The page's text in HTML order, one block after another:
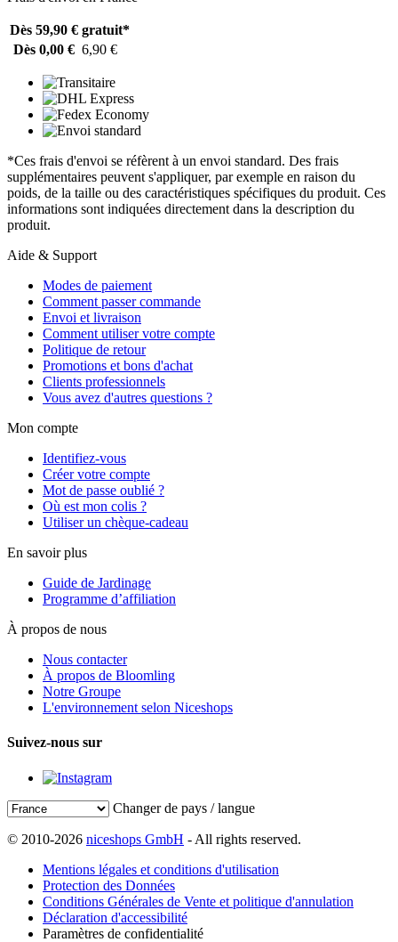
Dès 59,90 € gratuit*
Dès 0,00 € 6,90 €
*Ces frais d'envoi se réfèrent à un envoi standard. Des frais
supplémentaires peuvent s'appliquer, par exemple en raison du
poids, de la taille ou des caractéristiques spécifiques du produit. Ces
informations sont indiquées directement dans la description du
produit.
Aide & Support
Modes de paiement
Comment passer commande
Envoi et livraison
Comment utiliser votre compte
Politique de retour
Promotions et bons d'achat
Clients professionnels
Vous avez d'autres questions ?
Mon compte
Identifiez-vous
Créer votre compte
Mot de passe oublié ?
Où est mon colis ?
Utiliser un chèque-cadeau
En savoir plus
Guide de Jardinage
Programme d’affiliation
À propos de nous
Nous contacter
À propos de Bloomling
Notre Groupe
L'environnement selon Niceshops
Suivez-nous sur
Changer de pays / langue
© 2010-2026 niceshops GmbH - All rights reserved.
Mentions légales et conditions d'utilisation
Protection des Données
Conditions Générales de Vente et politique d'annulation
Déclaration d'accessibilité
Paramètres de confidentialité